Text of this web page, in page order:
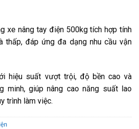
xe nâng tay điện 500kg tích hợp tính
thấp, đáp ứng đa dạng nhu cầu vận
hiệu suất vượt trội, độ bền cao và
minh, giúp nâng cao năng suất lao
trình làm việc.